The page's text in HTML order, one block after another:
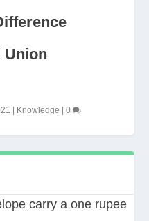
Union
Knowledge |0